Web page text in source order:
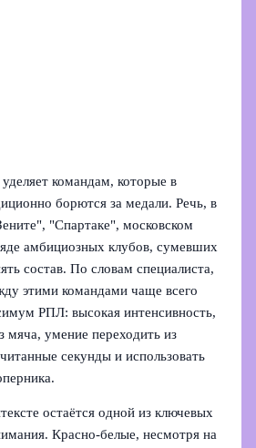
командам, которые в
борются за медали. Речь, в
"Спартаке", московском
амбициозных клубов, сумевших
состав. По словам специалиста,
этими командами чаще всего
РПЛ: высокая интенсивность,
мяча, умение переходить из
секунды и использовать
остаётся одной из ключевых
Красно‑белые, несмотря на